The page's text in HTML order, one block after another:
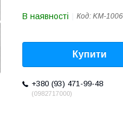
В наявності Код: KM-
Купити
+380 (93) 471-99-48
0982717000